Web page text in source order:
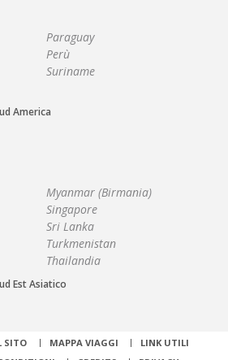
Paraguay
Perù
Suriname
America
Myanmar (Birmania)
Singapore
Sri Lanka
Turkmenistan
Thailandia
Est Asiatico
SITO MAPPA VIAGGI
LINK UTILI